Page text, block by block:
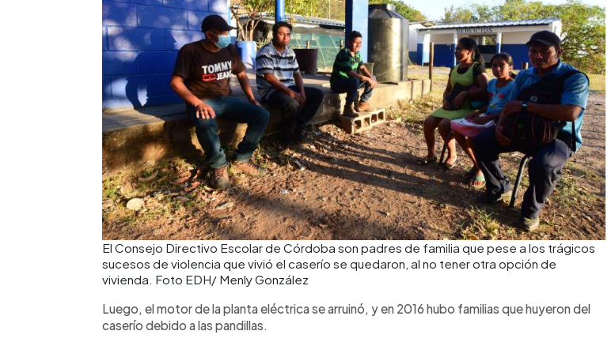
El Consejo Directivo Escolar de Córdoba son padres de familia que pese a los trágicos
sucesos de violencia que vivió el caserío se quedaron, al no tener otra opción de
vivienda. Foto EDH/ Menly González
Luego, el motor de la planta eléctrica se arruinó, y en 2016 hubo familias que huyeron del
caserío debido a las pandillas.